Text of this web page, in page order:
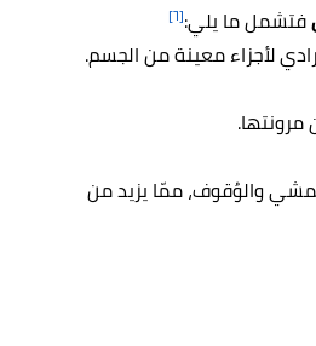
فتشمل ما يلي:[٦]
لأجزاء معينة من الجسم.
والوُقوف، ممّا يزيد من